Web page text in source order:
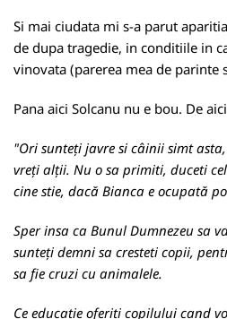
Si mai ciudata mi s-a parut
de dupa tragedie, in conditiile in
vinovata (parerea mea de parinte
Pana aici Solcanu nu e bou. De
"Ori sunteți javre si câinii simt
vreți alții. Nu o sa primiti, duceti
cine stie, dacă Bianca e ocupată
Sper insa ca Bunul Dumnezeu sa
sunteți demni sa cresteti copii,
sa fie cruzi cu animalele.
Ce educatie oferiti copilului cand